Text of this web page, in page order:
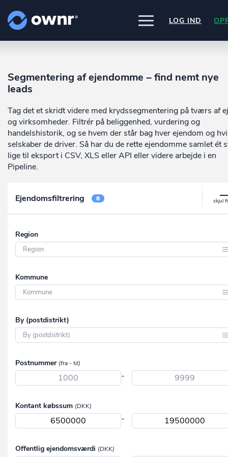
PRODUKTER
ownr Insights
ownr Ajour
Hold dig opdateret og compliant
ownr Pipeline
Sæt strøm til dit nysalg
Identificer salgsklare kundeemner
Bygnings- og Boligregisteret
Geodatastyrelsen
Vurderingsstyrelsen
Danmarks adresser
Mange flere på vej
INTEGRATIONER
Pipedrive
Kommer snart
ownr API
Kun fantasien sætter grænsen
Data i begge retninger
Ownr opdatere ikke bare dine
systemer, vi giver dig også
arbejde med dine kunder i vores
innovative produkter somPipeline
Ajour.
PRISER
OM OWNR
LOG IND
Segmentering af ejendomme – find nemt nye
leads
Tag det et skridt videre med krydssegmentering på tværs af
og virksomheder. Filtrér på beliggenhed, vurdering og
handelshistorik, og se hvem der står bag hver ejendom og
selskaber de driver. Så har du de rette ejendomme samlet ét
lige til eksport i CSV, XLS eller API eller videre arbejde i en
Pipeline.
Ejendomsfiltrering 8
Region
Region Midtjylland
Region Nordjylland
Region Syddanmark
Region Sjælland
Kommune
Aalborg
Aarhus
Albertslund
Allerød
Assens
Ballerup
By (postdistrikt)
Aabybro
Aakirkeby
Aalborg
Aalborg SV
Aalborg SØ
Postnummer (fra - til)
-
Kontant købssum (DKK)
-
Offentlig ejendomsværdi (DKK)